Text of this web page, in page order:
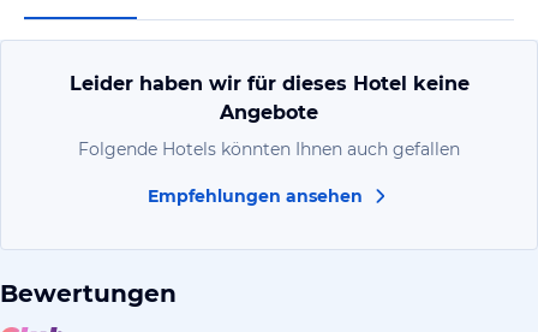
Leider haben wir für dieses Hotel keine
Angebote
Folgende Hotels könnten Ihnen auch gefallen
Empfehlungen ansehen
Bewertungen